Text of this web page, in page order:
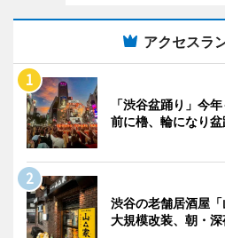
アクセスラ
「渋谷盆踊り」今
前に櫓、輪になり盆
渋谷の老舗居酒屋
大規模改装、朝・